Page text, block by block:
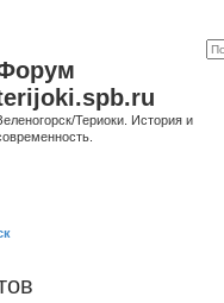
Териоки. История и